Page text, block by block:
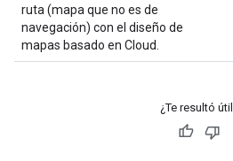
ruta (mapa que no es de
navegación) con el diseño de
mapas basado en Cloud.
¿Te resultó